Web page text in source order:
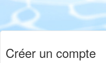
Créer un compte